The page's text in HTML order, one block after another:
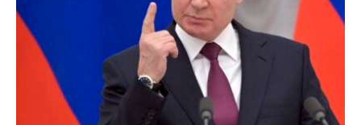
حائرون!
مغلقة